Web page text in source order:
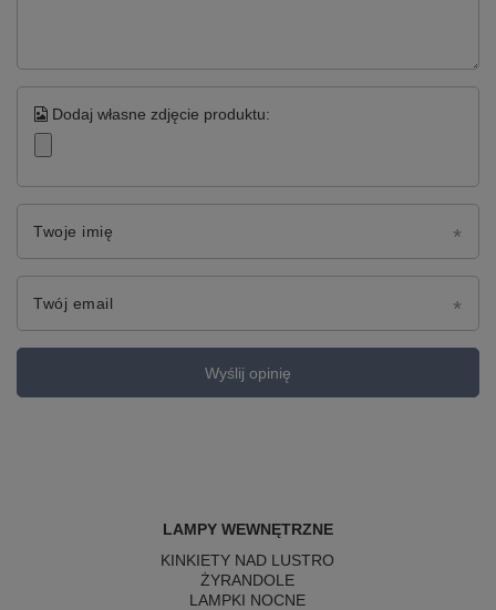
Dodaj własne zdjęcie produktu:
Twoje imię
Twój email
Wyślij opinię
LAMPY WEWNĘTRZNE
KINKIETY NAD LUSTRO
ŻYRANDOLE
LAMPKI NOCNE